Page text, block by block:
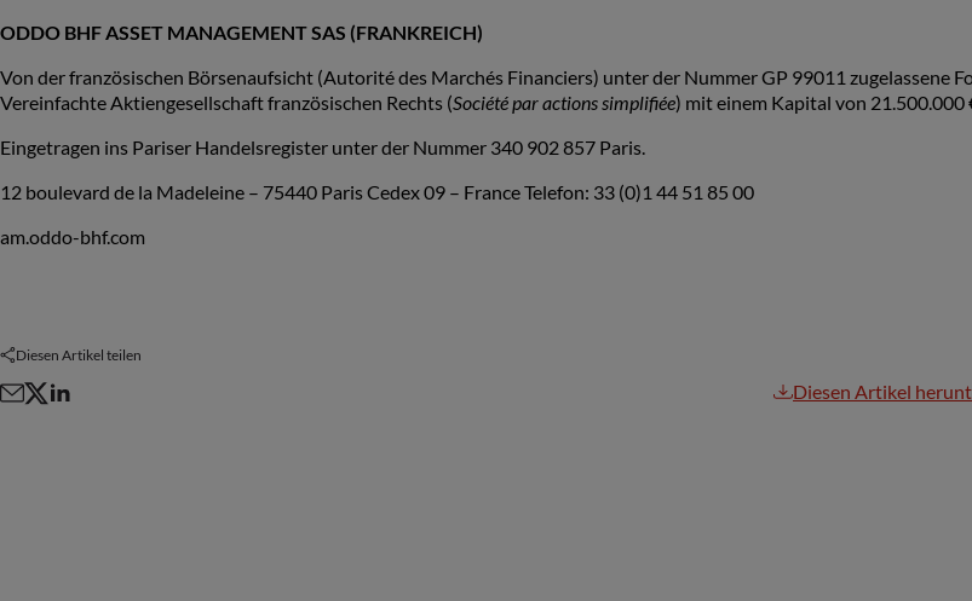
ODDO BHF ASSET MANAGEMENT SAS (FRANKREICH)
Von der französischen Börsenaufsicht (Autorité des Marchés Financiers) unter der Nummer GP 99011 zugelassene
Vereinfachte Aktiengesellschaft französischen Rechts (Société par actions simplifiée) mit einem Kapital von 21.500.000
Eingetragen ins Pariser Handelsregister unter der Nummer 340 902 857 Paris.
12 boulevard de la Madeleine – 75440 Paris Cedex 09 – France Telefon: 33 (0)1 44 51 85 00
am.oddo-bhf.com
Diesen Artikel teilen
Diesen Artikel